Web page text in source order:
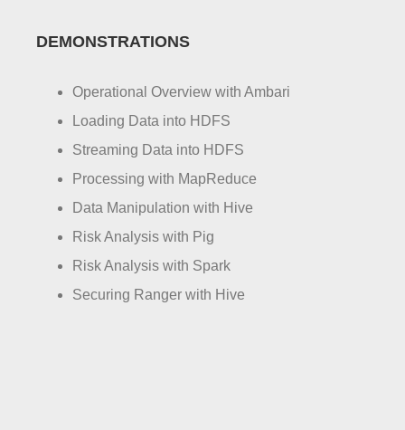
DEMONSTRATIONS
Operational Overview with Ambari
Loading Data into HDFS
Streaming Data into HDFS
Processing with MapReduce
Data Manipulation with Hive
Risk Analysis with Pig
Risk Analysis with Spark
Securing Ranger with Hive